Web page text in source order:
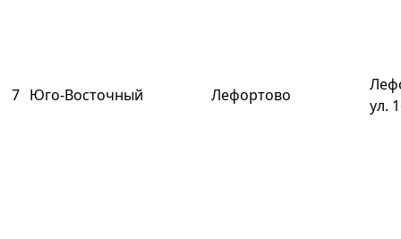
7 Юго-Восточный Лефортово
ул.